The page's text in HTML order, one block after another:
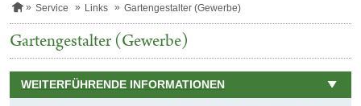
S
a
r
t
s
i
Service Links Gartengestalter (Gewerbe)
Gartengestalter (Gewerbe)
WEITERFÜHRENDE INFORMATIONEN